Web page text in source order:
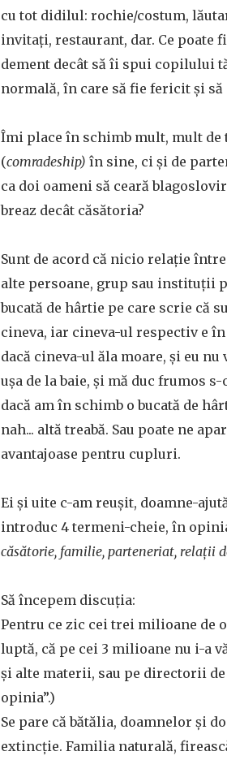
cu tot didilul: rochie/costum,
invitaţi, restaurant, dar. Ce poate
dement decât să îi spui copilului
normală, în care să fie fericit şi să
Îmi place în schimb mult, mult de
(comradeship) în sine, ci şi de
ca doi oameni să ceară
breaz decât căsătoria?
Sunt de acord că nicio relaţie
alte persoane, grup sau instituţii
bucată de hârtie pe care scrie că
cineva, iar cineva-ul respectiv e
dacă cineva-ul ăla moare, şi eu
uşa de la baie, şi mă duc frumos
dacă am în schimb o bucată de
nah... altă treabă. Sau poate ne
avantajoase pentru cupluri.
Ei şi uite c-am reuşit, doamne-
introduc 4 termeni-cheie, în
căsătorie, familie, parteneriat, relaţii
Să începem discuţia:
Pentru ce zic cei trei milioane de
luptă, că pe cei 3 milioane nu i-a
şi alte materii, sau pe directorii
opinia”.)
Se pare că bătălia, doamnelor şi
extincţie. Familia naturală,